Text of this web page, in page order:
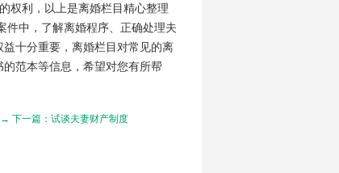
权利，以上是离婚栏目精心整理
件中，了解离婚程序、正确处理夫
十分重要，离婚栏目对常见的离
范本等信息，希望对您有所帮
→ 下一篇：试谈夫妻财产制度